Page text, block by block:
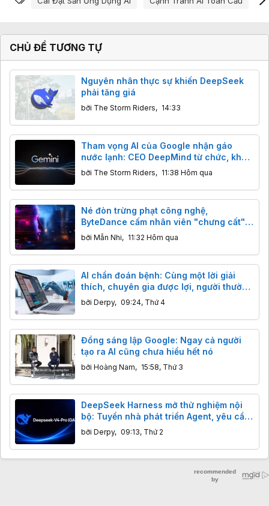
CHỦ ĐỀ TƯƠNG TỰ
Nguyên nhân thực sự khiến DeepSeek
phải tăng giá
bởi The Storm Riders, 14:33
Tham vọng AI của Google nhận gáo
nước lạnh: CEO DeepMind từ chức, khả
năng lập trình của Gemini bị Claude,
GPT cho "ngửi khói"
bởi The Storm Riders, 11:38 Hôm qua
Né đòn trừng phạt công nghệ,
ByteDance cấm nhân viên "chưng cất"
mô hình AI Mỹ
bởi Mẫn Nhi, 11:32 Hôm qua
AI chẩn đoán bệnh: Cùng một lời giải
thích, chuyên gia được lợi, người thường
bị hại?
bởi Derpy, 09:24, Thứ 4
Đồng sáng lập Google: Ngay cả người
tạo ra AI cũng chưa hiểu hết nó
bởi Hoàng Nam, 15:58, Thứ 3
DeepSeek Harness mở thử nghiệm nội
bộ: Tuyển nhà phát triển Agent, yêu cầu
bảo mật nghiêm ngặt
bởi Derpy, 09:13, Thứ 2